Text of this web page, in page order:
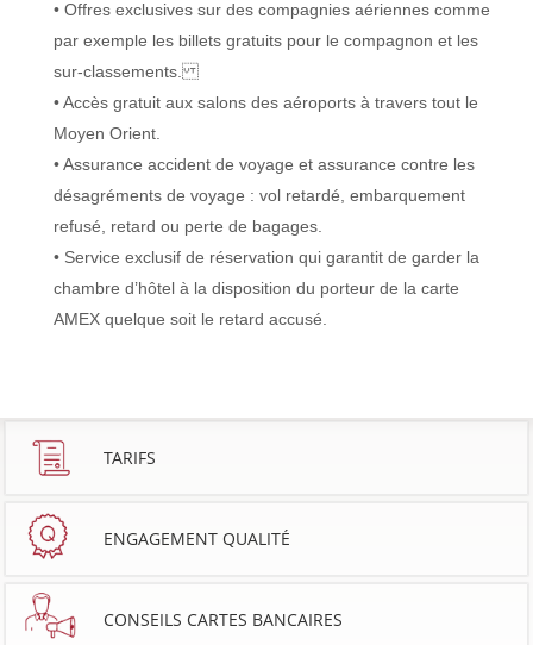
• Offres exclusives sur des compagnies aériennes comme
par exemple les billets gratuits pour le compagnon et les
sur-classements.
• Accès gratuit aux salons des aéroports à travers tout le
Moyen Orient.
• Assurance accident de voyage et assurance contre les
désagréments de voyage : vol retardé, embarquement
refusé, retard ou perte de bagages.
• Service exclusif de réservation qui garantit de garder la
chambre d’hôtel à la disposition du porteur de la carte
AMEX quelque soit le retard accusé.
TARIFS
ENGAGEMENT QUALITÉ
CONSEILS CARTES BANCAIRES